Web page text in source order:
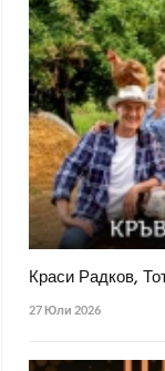
Краси Радков,
27 Юли 2026